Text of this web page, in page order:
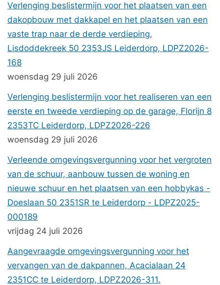
Verlenging beslistermijn voor het plaatsen van een
dakopbouw met dakkapel en het plaatsen van een
vaste trap naar de derde verdieping,
Lisdoddekreek 50 2353JS Leiderdorp, LDPZ2026-
168
woensdag 29 juli 2026
Verlenging beslistermijn voor het realiseren van een
eerste en tweede verdieping op de garage, Florijn 8
2353TC Leiderdorp, LDPZ2026-226
woensdag 29 juli 2026
Verleende omgevingsvergunning voor het vergroten
van de schuur, aanbouw tussen de woning en
nieuwe schuur en het plaatsen van een hobbykas -
Doeslaan 50 2351SR te Leiderdorp - LDPZ2025-
000189
vrijdag 24 juli 2026
Aangevraagde omgevingsvergunning voor het
vervangen van de dakpannen, Acacialaan 24
2351CC te Leiderdorp, LDPZ2026-311.